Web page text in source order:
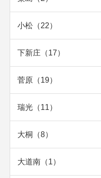
小松（22）
下新庄（17）
菅原（19）
瑞光（11）
大桐（8）
大道南（1）